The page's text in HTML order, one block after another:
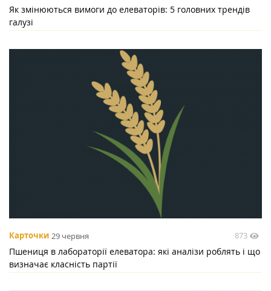
Як змінюються вимоги до елеваторів: 5 головних трендів
галузі
Карточки 29 червня 873
Пшениця в лабораторії елеватора: які аналізи роблять і що
визначає класність партії